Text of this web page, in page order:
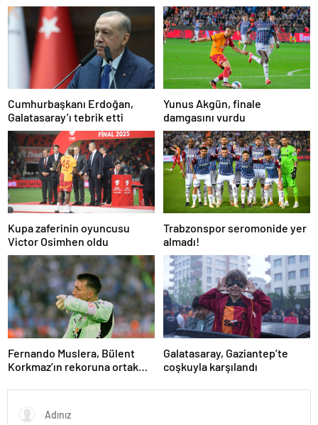
Cumhurbaşkanı Erdoğan,
Galatasaray’ı tebrik etti
Yunus Akgün, finale
damgasını vurdu
Kupa zaferinin oyuncusu
Victor Osimhen oldu
Trabzonspor seromonide yer
almadı!
Fernando Muslera, Bülent
Korkmaz’ın rekoruna ortak
Galatasaray, Gaziantep’te
coşkuyla karşılandı